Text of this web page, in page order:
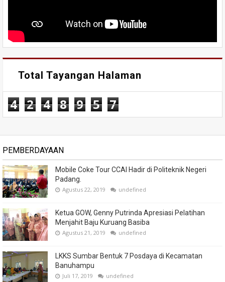
Total Tayangan Halaman
4 2 4 8 9 5 7
PEMBERDAYAAN
Mobile Coke Tour CCAI Hadir di Politeknik Negeri
Padang.
Agustus 22, 2019 undefined
Ketua GOW, Genny Putrinda Apresiasi Pelatihan
Menjahit Baju Kuruang Basiba
Agustus 21, 2019 undefined
LKKS Sumbar Bentuk 7 Posdaya di Kecamatan
Banuhampu
Juli 17, 2019 undefined